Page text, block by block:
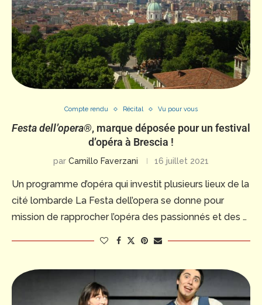
Compte rendu Récital Vu pour vous
Festa dell’opera®, marque déposée pour un festival
d’opéra à Brescia !
par Camillo Faverzani 16 juillet 2021
Un programme d’opéra qui investit plusieurs lieux de la
cité lombarde La Festa dell’opera se donne pour
mission de rapprocher l’opéra des passionnés et des …